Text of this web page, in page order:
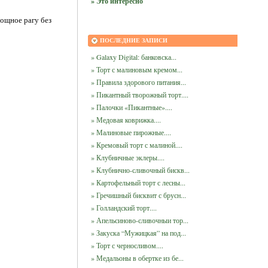
рагу без
ПОСЛЕДНИЕ ЗАПИСИ
» Galaxy Digital: банковска...
» Торт с малиновым кремом...
» Правила здорового питания...
» Пикантный творожный торт....
» Палочки «Пикантные»....
» Медовая коврижка....
» Малиновые пирожные....
» Кремовый торт с малиной....
» Клубничные эклеры....
» Клубнично-сливочный бискв...
» Картофельный торт с лесны...
» Гречишный бисквит с брусн...
» Голландский торт....
» Апельсиново-сливочныи тор...
» Закуска “Мужицкая” на под...
» Торт с черносливом....
» Медальоны в обертке из бе...